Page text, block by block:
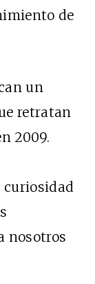
de
un
retratan
2009.
curiosidad
nosotros